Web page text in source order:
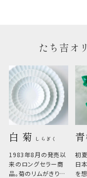
たち吉オ
白 菊 しらぎく
1983年8月の発売以
来のロングセラー商
品。菊のリムがきりっ
初
日
を